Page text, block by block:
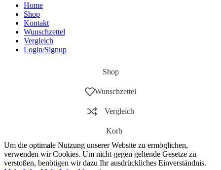
Home
Shop
Kontakt
Wunschzettel
Vergleich
Login/Signup
Shop
Wunschzettel
Vergleich
Korb
Um die optimale Nutzung unserer Website zu ermöglichen,
verwenden wir Cookies. Um nicht gegen geltende Gesetze zu
verstoßen, benötigen wir dazu Ihr ausdrückliches Einverständnis.